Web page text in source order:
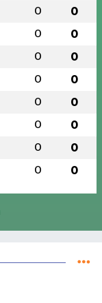
0 0
0 0
0 0
0 0
0 0
0 0
0 0
0 0